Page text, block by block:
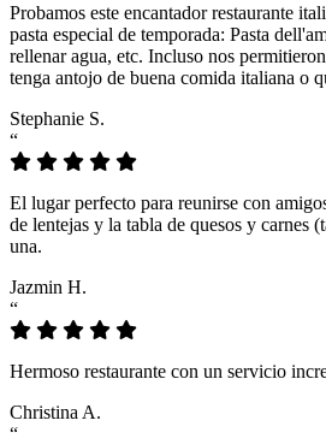
Probamos este encantador restaurante
pasta especial de temporada: Pasta
rellenar agua, etc. Incluso nos
tenga antojo de buena comida italiana o
Stephanie S.
“
El lugar perfecto para reunirse con
de lentejas y la tabla de quesos y carnes
una.
Jazmin H.
“
Hermoso restaurante con un servicio
Christina A.
“